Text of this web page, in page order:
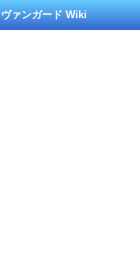
ァンガード Wiki